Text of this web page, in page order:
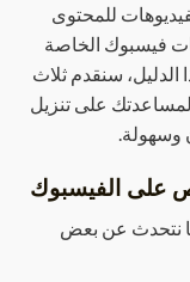
للمحتوى
فيسبوك الخاصة
الدليل، سنقدم ثلاث
على تنزيل
على الفيسبوك
نتحدث عن بعض